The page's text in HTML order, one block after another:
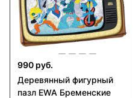
990 руб.
Деревянный фигурный
пазл EWA Бременские